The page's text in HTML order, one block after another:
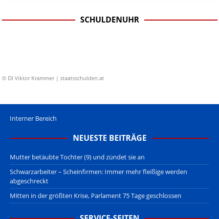
SCHULDENUHR
© DI Viktor Krammer | staatsschulden.at
Interner Bereich
NEUESTE BEITRÄGE
Mutter betäubte Tochter (9) und zündet sie an
Schwarzarbeiter – Scheinfirmen: Immer mehr fleißige werden
abgeschreckt
Mitten in der größten Krise, Parlament 75 Tage geschlossen